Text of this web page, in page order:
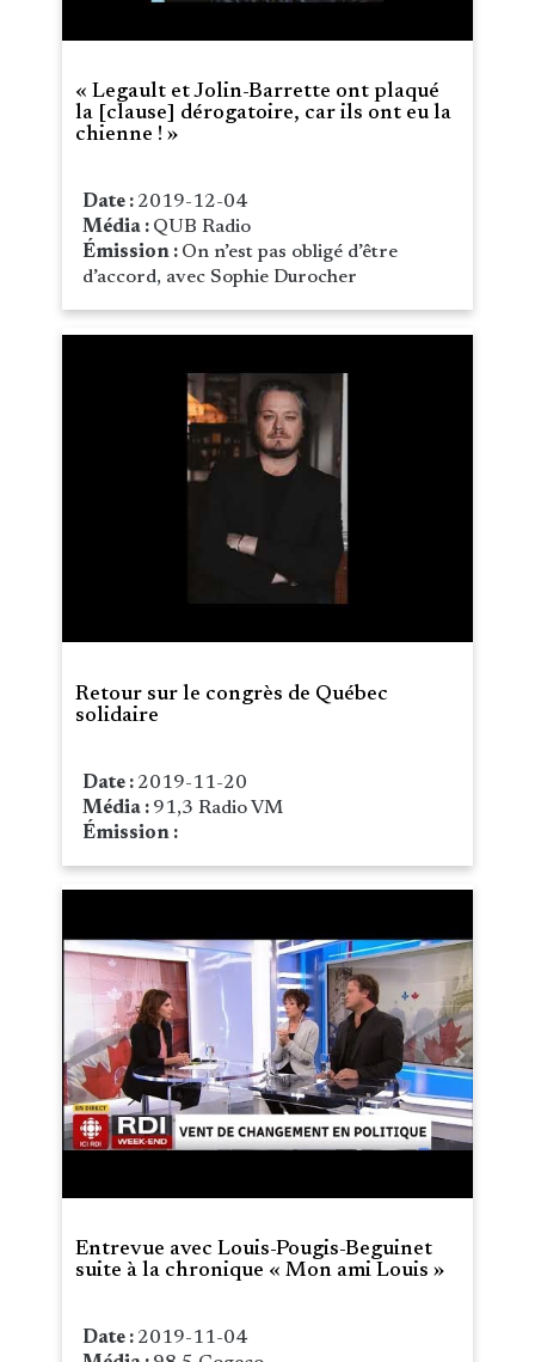
« Legault et Jolin-Barrette ont plaqué
la [clause] dérogatoire, car ils ont eu la
chienne ! »
Date : 2019-12-04
Média : QUB Radio
Émission : On n’est pas obligé d’être
d’accord, avec Sophie Durocher
Retour sur le congrès de Québec
solidaire
Date : 2019-11-20
Média : 91,3 Radio VM
Émission :
Entrevue avec Louis-Pougis-Beguinet
suite à la chronique « Mon ami Louis »
Date : 2019-11-04